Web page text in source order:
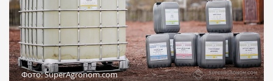
Фото: SuperAgronom.com